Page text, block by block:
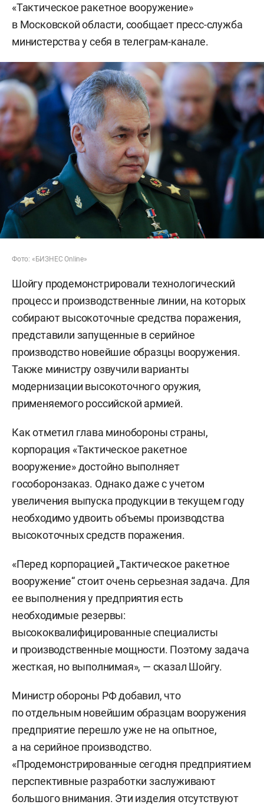
«Тактическое ракетное вооружение»
в Московской области, сообщает пресс-служба
министерства у себя в телеграм-канале.
Фото: «БИЗНЕС Online»
Шойгу продемонстрировали технологический
процесс и производственные линии, на которых
собирают высокоточные средства поражения,
представили запущенные в серийное
производство новейшие образцы вооружения.
Также министру озвучили варианты
модернизации высокоточного оружия,
применяемого российской армией.
Как отметил глава минобороны страны,
корпорация «Тактическое ракетное
вооружение» достойно выполняет
гособоронзаказ. Однако даже с учетом
увеличения выпуска продукции в текущем году
необходимо удвоить объемы производства
высокоточных средств поражения.
«Перед корпорацией „Тактическое ракетное
вооружение“ стоит очень серьезная задача. Для
ее выполнения у предприятия есть
необходимые резервы:
высококвалифицированные специалисты
и производственные мощности. Поэтому задача
жесткая, но выполнимая», — сказал Шойгу.
Министр обороны РФ добавил, что
по отдельным новейшим образцам вооружения
предприятие перешло уже не на опытное,
а на серийное производство.
«Продемонстрированные сегодня предприятием
перспективные разработки заслуживают
большого внимания. Эти изделия отсутствуют